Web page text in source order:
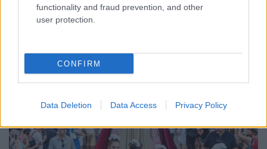
functionality and fraud prevention, and other
user protection.
CONFIRM
Data Deletion Data Access Privacy Policy